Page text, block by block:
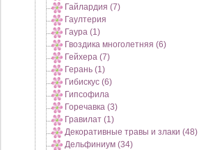
Гайлардия (7)
Гаултерия
Гаура (1)
Гвоздика многолетняя (6)
Гейхера (7)
Герань (1)
Гибискус (6)
Гипсофила
Горечавка (3)
Гравилат (1)
Декоративные травы и злаки (48)
Дельфиниум (34)